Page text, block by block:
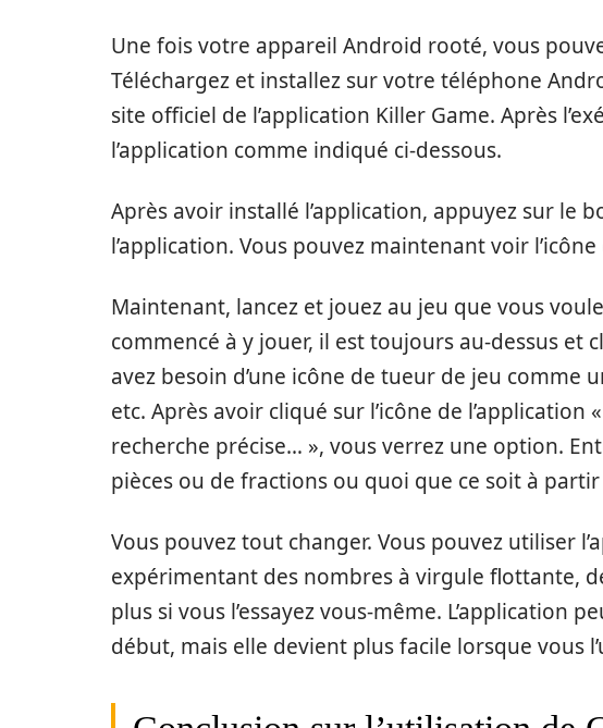
Une fois votre appareil Android rooté, vous
Téléchargez et installez sur votre téléphone
site officiel de l’application Killer Game. Après
l’application comme indiqué ci-dessous.
Après avoir installé l’application, appuyez sur le
l’application. Vous pouvez maintenant voir
Maintenant, lancez et jouez au jeu que vous
commencé à y jouer, il est toujours au-dessus et
avez besoin d’une icône de tueur de jeu comme
etc. Après avoir cliqué sur l’icône de l’application
recherche précise… », vous verrez une option.
pièces ou de fractions ou quoi que ce soit à
Vous pouvez tout changer. Vous pouvez utiliser
expérimentant des nombres à virgule flottante,
plus si vous l’essayez vous-même. L’application
début, mais elle devient plus facile lorsque vous